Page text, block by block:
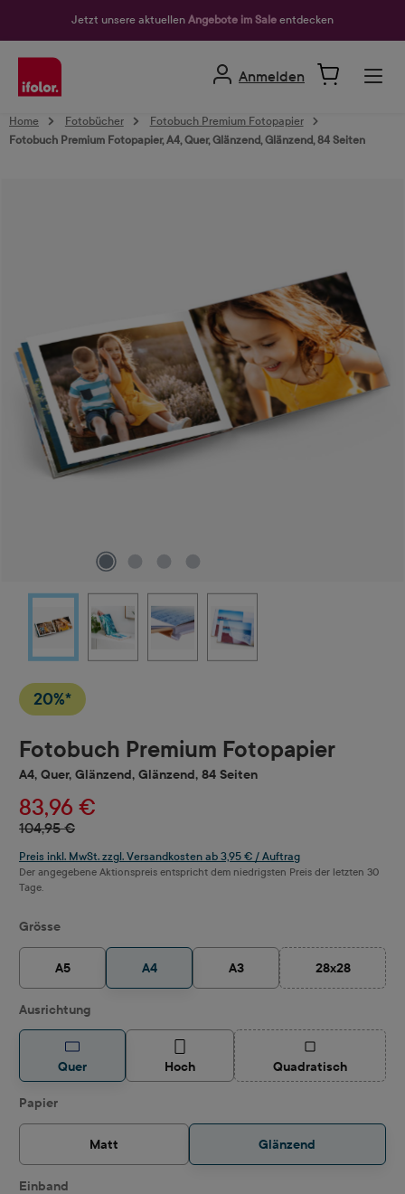
Jetzt unsere aktuellen Angebote im Sale entdecken
Anmelden
Home Fotobücher
Fotobuch Premium Fotopapier
Fotobuch Premium Fotopapier, A4, Quer, Glänzend, Glänzend, 84 Seiten
20%*
Fotobuch Premium Fotopapier
A4, Quer, Glänzend, Glänzend, 84 Seiten
83,96 €
104,95 €
Preis inkl. MwSt. zzgl. Versandkosten ab 3,95 € / Auftrag
Der angegebene Aktionspreis entspricht dem niedrigsten Preis der letzten 30
Tage.
Grösseauswählen
A5 A4 A3 28x28
(Diese
Ausrichtungauswählen
Quer Hoch Quadratisch(Diese Option ist
Papierauswählen
Matt Glänzend
Einband